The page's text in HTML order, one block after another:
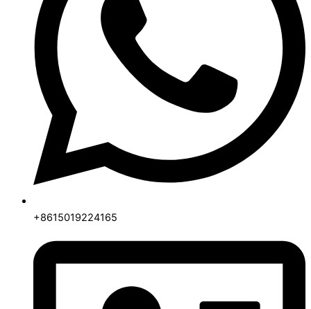
+8615019224165